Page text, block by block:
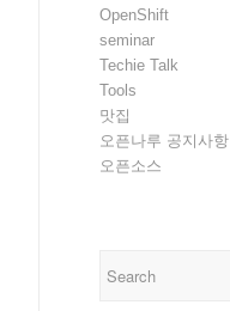
OpenShift
seminar
Techie Talk
Tools
맛집
오픈나루 공지사항
오픈소스